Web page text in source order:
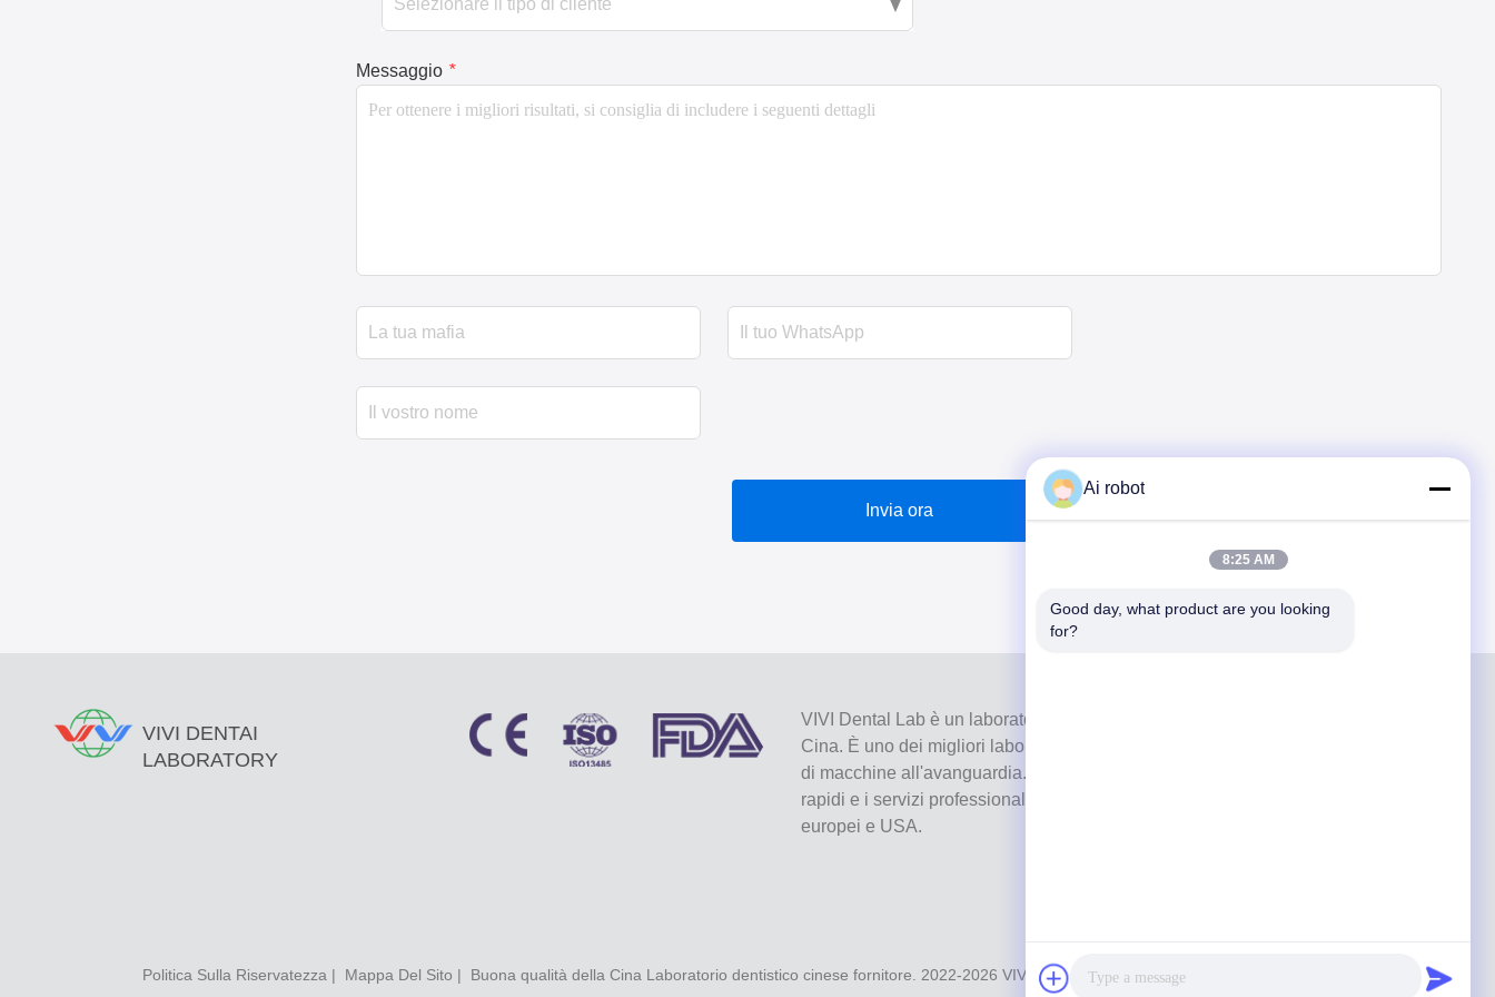
Messaggio *
Invia ora
VIVI DENTAI
LABORATORY
VIVI Dental Lab è un laboratorio a servizio completo di alto livello di Shenzhen, in
Cina. È uno dei migliori laboratori odontotecnici certificati CE, ISO e FDA e dotati
di macchine all'avanguardia. Suo l'impegno per l'alta qualità, i tempi di consegna
rapidi e i servizi professionali ha vinto numerosi feedback positivi dai mercati
europei e USA.
Politica Sulla Riservatezza | Mappa Del Sito | Buona qualità della Cina Laboratorio dentistico cinese fornitore. 2022-2026 VIVI DENTAI LABORATORY
Ai robot
8:25 AM
Good day, what product are you looking
for?